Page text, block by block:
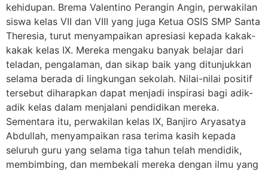
kehidupan. Brema Valentino Perangin Angin, perwakilan
siswa kelas VII dan VIII yang juga Ketua OSIS SMP Santa
Theresia, turut menyampaikan apresiasi kepada kakak-
kakak kelas IX. Mereka mengaku banyak belajar dari
teladan, pengalaman, dan sikap baik yang ditunjukkan
selama berada di lingkungan sekolah. Nilai-nilai positif
tersebut diharapkan dapat menjadi inspirasi bagi adik-
adik kelas dalam menjalani pendidikan mereka.
Sementara itu, perwakilan kelas IX, Banjiro Aryasatya
Abdullah, menyampaikan rasa terima kasih kepada
seluruh guru yang selama tiga tahun telah mendidik,
membimbing, dan membekali mereka dengan ilmu yang